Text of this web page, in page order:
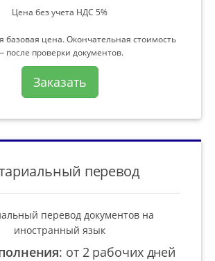
Цена без учета НДС 5%
цена. Окончательная стоимость
после проверки документов.
Заказать
перевод
перевод документов на
иностранный язык
: от 2 рабочих дней